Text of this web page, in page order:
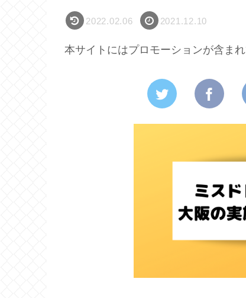
2022.02.06 2021.12.10
本サイトにはプロモーションが含ま